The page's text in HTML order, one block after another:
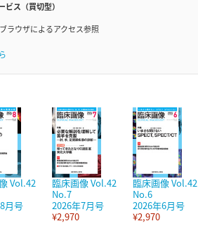
ビス（買切型）
ラウザによるアクセス参照
Vol.42
月号
臨床画像 Vol.42
No.7
2026年7月号
¥2,970
臨床画像 Vol.42
No.6
2026年6月号
¥2,970